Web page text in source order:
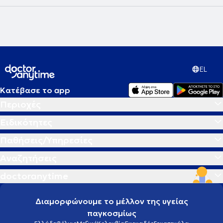
EL
Κατέβασε το app
Διαμορφώνουμε το μέλλον της υγείας
παγκοσμίως